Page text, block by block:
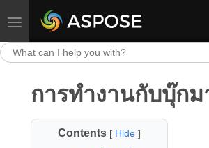
Toggle navigation
การทำงานกับบุ๊กม
Contents [ Hide]